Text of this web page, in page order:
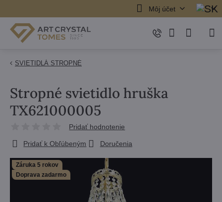
Môj účet
SVIETIDLÁ STROPNÉ
Záruka 5 rokov
Doprava zadarmo
Stropné svietidlo hruška
TX621000005
Pridať hodnotenie
Pridať k Obľúbeným Doručenia